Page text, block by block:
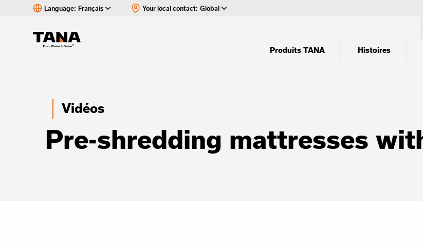
Language: Français Your local contact: Global
Produits TANA Histoires
Vidéos
Pre-shredding mattresses